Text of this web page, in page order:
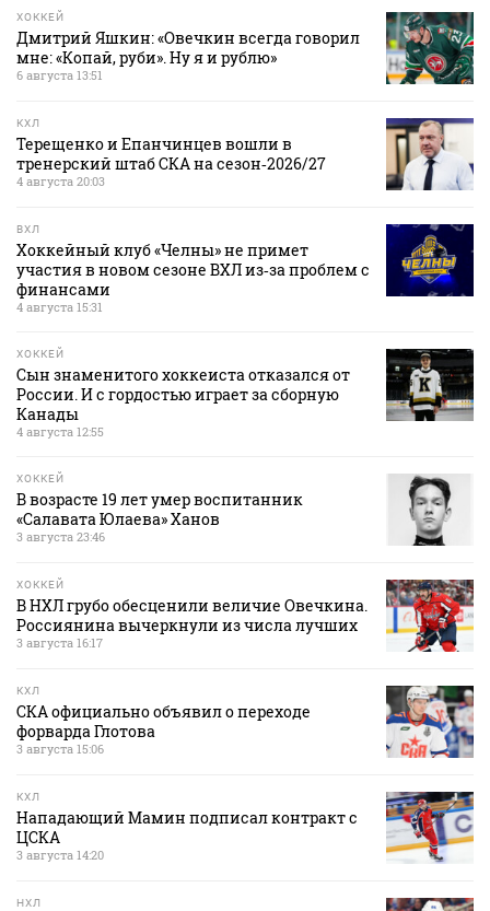
ХОККЕЙ
Дмитрий Яшкин: «Овечкин всегда говорил
мне: «Копай, руби». Ну я и рублю»
6 августа 13:51
КХЛ
Терещенко и Епанчинцев вошли в
тренерский штаб СКА на сезон‑2026/27
4 августа 20:03
ВХЛ
Хоккейный клуб «Челны» не примет
участия в новом сезоне ВХЛ из‑за проблем с
финансами
4 августа 15:31
ХОККЕЙ
Сын знаменитого хоккеиста отказался от
России. И с гордостью играет за сборную
Канады
4 августа 12:55
ХОККЕЙ
В возрасте 19 лет умер воспитанник
«Салавата Юлаева» Ханов
3 августа 23:46
ХОККЕЙ
В НХЛ грубо обесценили величие Овечкина.
Россиянина вычеркнули из числа лучших
3 августа 16:17
КХЛ
СКА официально объявил о переходе
форварда Глотова
3 августа 15:06
КХЛ
Нападающий Мамин подписал контракт с
ЦСКА
3 августа 14:20
НХЛ